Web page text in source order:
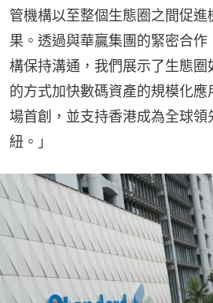
管機構以至整個生態圈之間促
果。透過與華贏集團的緊密合
構保持溝通，我們展示了生態
的方式加快數碼資產的規模化
場首創，並支持香港成為全球領
紐。」